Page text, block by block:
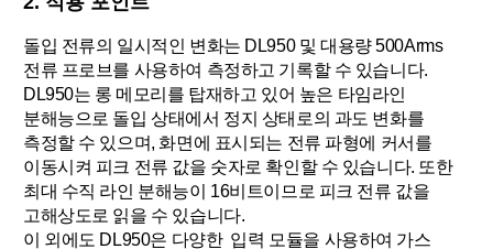
돌입 전류의 일시적인 변화는 DL950 및 대용량 500Arms
전류 프로브를 사용하여 측정하고 기록할 수 있습니다.
DL950는 롱 메모리를 탑재하고 있어 높은 타임라인
분해능으로 돌입 상태에서 정지 상태로의 과도 변화를
측정할 수 있으며, 화면에 표시되는 전류 파형에 커서를
이동시켜 피크 전류 값을 숫자로 확인할 수 있습니다. 또한
최대 수직 라인 분해능이 16비트이므로 피크 전류 값을
고해상도로 읽을 수 있습니다.
이 외에도 DL950은 다양한 입력 모듈을 사용하여 가스